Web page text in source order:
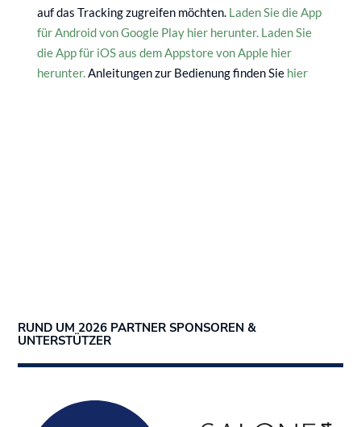
auf das Tracking zugreifen möchten. Laden Sie die App
für Android von Google Play hier herunter. Laden Sie
die App für iOS aus dem Appstore von Apple hier
herunter.Anleitungen zur Bedienung finden Sie hier
RUND UM 2026 PARTNER SPONSOREN &
UNTERSTÜTZER